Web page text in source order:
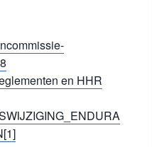
en HHR